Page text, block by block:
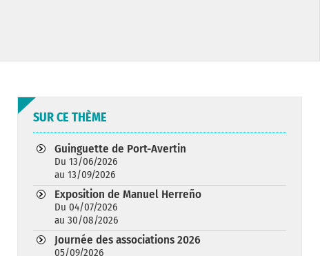
SUR CE THÈME
Guinguette de Port-Avertin
Du 13/06/2026
au 13/09/2026
Exposition de Manuel Herreño
Du 04/07/2026
au 30/08/2026
Journée des associations 2026
05/09/2026